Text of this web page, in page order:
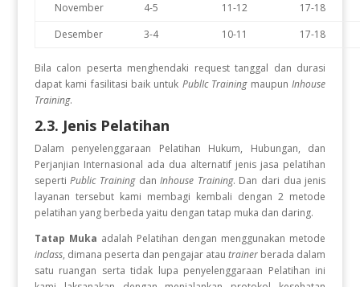
November
4-5 11-12
17-18
Desember
3-4 10-11 17-18
Bila calon peserta menghendaki request tanggal dan durasi
dapat kami fasilitasi baik untuk PublIc TrainingmaupunInhouse
Training.
2.3. Jenis Pelatihan
Dalam penyelenggaraan Pelatihan Hukum, Hubungan, dan
Perjanjian Internasional ada dua alternatif jenis jasa pelatihan
sepertiPublic TrainingdanInhouse Training. Dan dari dua jenis
layanan tersebut kami membagi kembali dengan 2 metode
pelatihan yang berbeda yaitu dengan tatap muka dan daring.
Tatap Muka adalah Pelatihan dengan menggunakan metode
inclass, dimana peserta dan pengajar atautrainer berada dalam
satu ruangan serta tidak lupa penyelenggaraan Pelatihan ini